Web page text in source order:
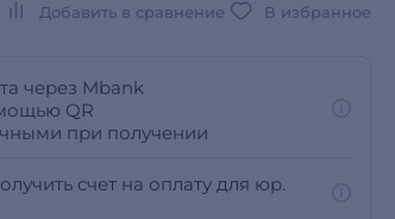
Добавить в сравнение В избранное
через Mbank
QR
при получении
счет на оплату для юр.